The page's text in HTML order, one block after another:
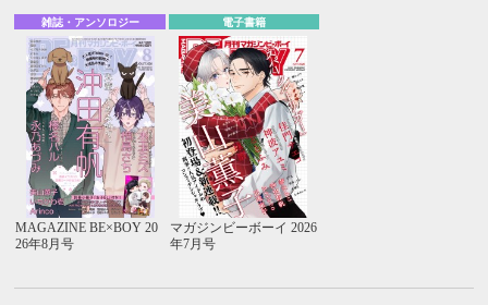
雑誌・アンソロジー
MAGAZINE BE×BOY 20
26年8月号
電子書籍
マガジンビーボーイ 2026
年7月号